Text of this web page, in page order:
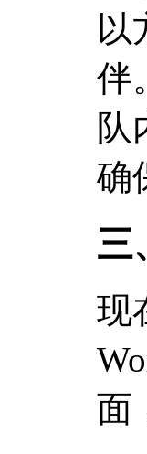
以
伴
队
确
三
现
面